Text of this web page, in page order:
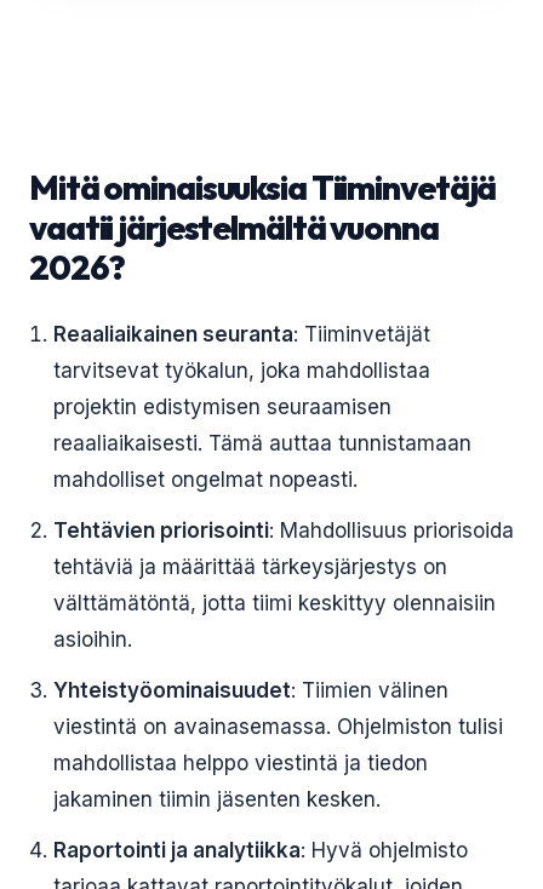
Mitä ominaisuuksia Tiiminvetäjä
vaatii järjestelmältä vuonna
2026?
Reaaliaikainen seuranta: Tiiminvetäjät
tarvitsevat työkalun, joka mahdollistaa
projektin edistymisen seuraamisen
reaaliaikaisesti. Tämä auttaa tunnistamaan
mahdolliset ongelmat nopeasti.
Tehtävien priorisointi: Mahdollisuus priorisoida
tehtäviä ja määrittää tärkeysjärjestys on
välttämätöntä, jotta tiimi keskittyy olennaisiin
asioihin.
Yhteistyöominaisuudet: Tiimien välinen
viestintä on avainasemassa. Ohjelmiston tulisi
mahdollistaa helppo viestintä ja tiedon
jakaminen tiimin jäsenten kesken.
Raportointi ja analytiikka: Hyvä ohjelmisto